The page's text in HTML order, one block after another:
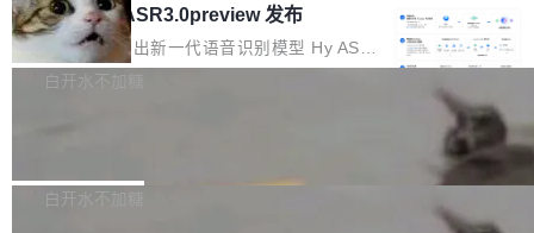
理解大规模代码仓时面临显著"代码仓理解"瓶
颈。 代码仓深度理解服务（以下简称" CodeBas
e深度理解服务"）是华为云码道（CodeA...
数据。2024年9月3日下午4点，他使用此前登录
的账号密码进入A集群，输入了一条被程序员圈
称为"删库跑路"的命令——最高管理员权限、无
自研的多个文生3D和...
oE 架构的大模型，好用到让人上瘾，但 GPU 显
存永远不够用。 Cloudflare 的 Workers AI 团队
一直在跑这些模型的推理。他们在官方博客上发
整性保护。效果是：吞吐量提升 41%，每 token
腾讯混元 Hy ASR3.0preview 发布
腾讯混元正式推出新一代语音识别模型 Hy ASR
3.0preview。基于最新一代大语言模型 Hy3 的
让语音识别不再只是听清，而是真正听懂。通过
白开水不加糖
新和少量网页兼容性修复版本。 Changes/fixe
白开水不加糖